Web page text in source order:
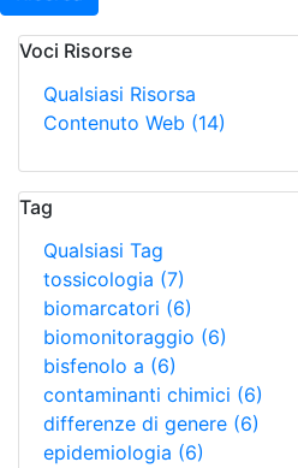
Voci Risorse
Qualsiasi Risorsa
Contenuto Web (14)
Tag
Qualsiasi Tag
tossicologia (7)
biomarcatori (6)
biomonitoraggio (6)
bisfenolo a (6)
contaminanti chimici (6)
differenze di genere (6)
epidemiologia (6)